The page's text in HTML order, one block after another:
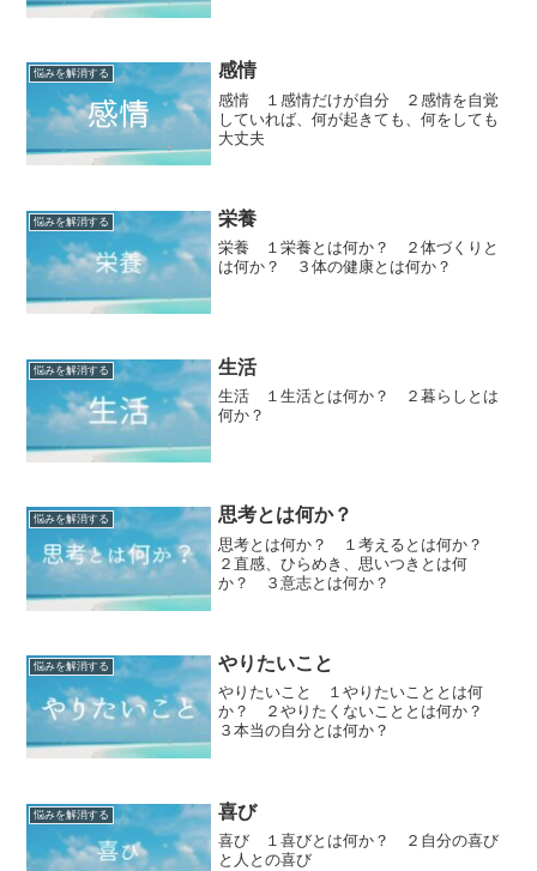
悩みを解消する 感情
感情 １感情だけが自分 ２感情を自覚
していれば、何が起きても、何をしても
大丈夫
悩みを解消する 栄養
栄養 １栄養とは何か？ ２体づくりと
は何か？ ３体の健康とは何か？
悩みを解消する 生活
生活 １生活とは何か？ ２暮らしとは
何か？
悩みを解消する 思考とは何か？
思考とは何か？ １考えるとは何か？
２直感、ひらめき、思いつきとは何
か？ ３意志とは何か？
悩みを解消する やりたいこと
やりたいこと １やりたいこととは何
か？ ２やりたくないこととは何か？
３本当の自分とは何か？
悩みを解消する 喜び
喜び １喜びとは何か？ ２自分の喜び
と人との喜び